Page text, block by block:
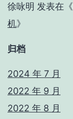
徐咏明 发表在《
机》
归档
2024 年 7 月
2022 年 9 月
2022 年 8 月